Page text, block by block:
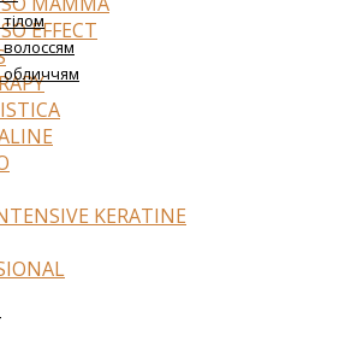
EFFECT
KERATINE
обличчям